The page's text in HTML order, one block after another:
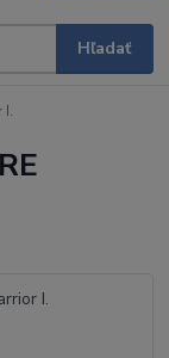
Hľadať
I.